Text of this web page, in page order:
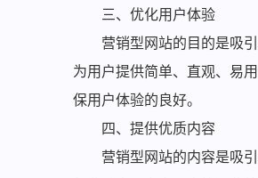
三、优化用户体验
营销型网站的目的是吸
为用户提供简单、直观、易
保用户体验的良好。
四、提供优质内容
营销型网站的内容是吸